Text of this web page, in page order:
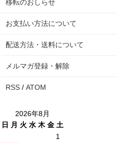
移転のおしらせ
お支払い方法について
配送方法・送料について
メルマガ登録・解除
RSS / ATOM
2026年8月
日
月 火 水 木 金 土
1